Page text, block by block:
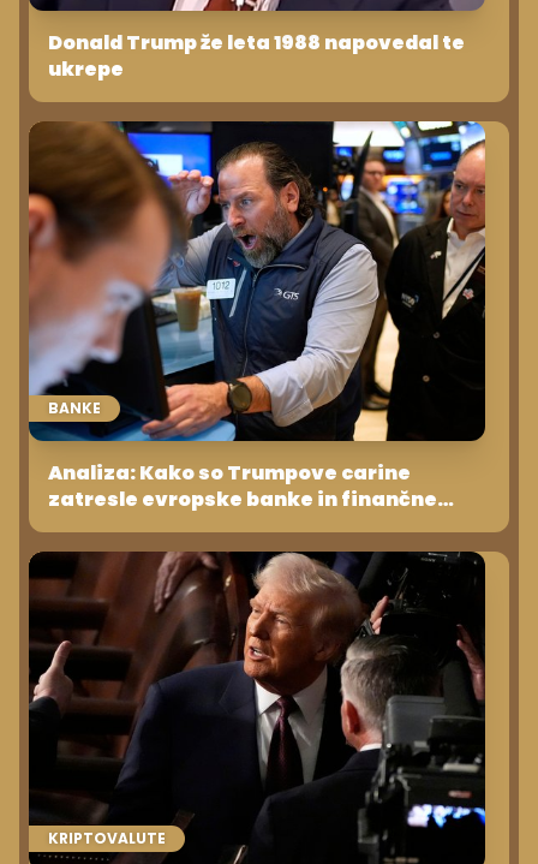
Donald Trump že leta 1988 napovedal te
ukrepe
BANKE
Analiza: Kako so Trumpove carine
zatresle evropske banke in finančne
trge?
KRIPTOVALUTE